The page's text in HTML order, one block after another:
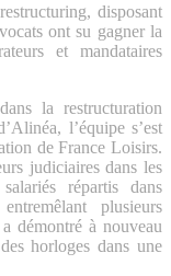
disposant
ont su gagner la
et mandataires
la restructuration
l’équipe s’est
de France Loisirs.
judiciaires dans les
répartis dans
plusieurs
démontré à nouveau
horloges dans une